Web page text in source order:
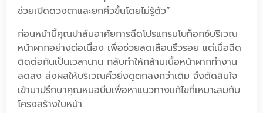
ช่วยเปิดดวงตาและยกคิ้วขึ้นโดยไม่รู้ตัว”
ก่อนหน้านี้คุณปาล์มอาศัยการฉีดโปรแกรมโบท็อกซ์บริเวณ
หน้าผากอย่างต่อเนื่อง เพื่อช่วยลดเลือนริ้วรอย แต่เมื่อฉีด
ติดต่อกันเป็นเวลานาน กลับทำให้กล้ามเนื้อหน้าผากทำงาน
ลดลง ส่งผลให้บริเวณคิ้วยิ่งดูตกลงกว่าเดิม จึงตัดสินใจ
เข้ามาปรึกษาคุณหมอบีมเพื่อหาแนวทางแก้ไขที่เหมาะสมกับ
โครงสร้างใบหน้า